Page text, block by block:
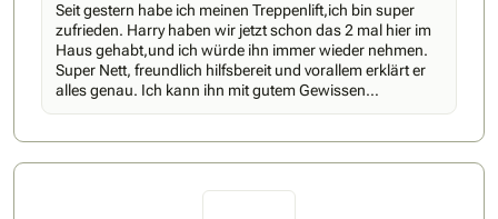
Seit gestern habe ich meinen Treppenlift,ich bin super
zufrieden. Harry haben wir jetzt schon das 2 mal hier im
Haus gehabt,und ich würde ihn immer wieder nehmen.
Super Nett, freundlich hilfsbereit und vorallem erklärt er
alles genau. Ich kann ihn mit gutem Gewissen
weiterempfehlen. Danke nochmal für das schnelle